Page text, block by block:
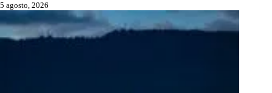
5 agosto, 2026